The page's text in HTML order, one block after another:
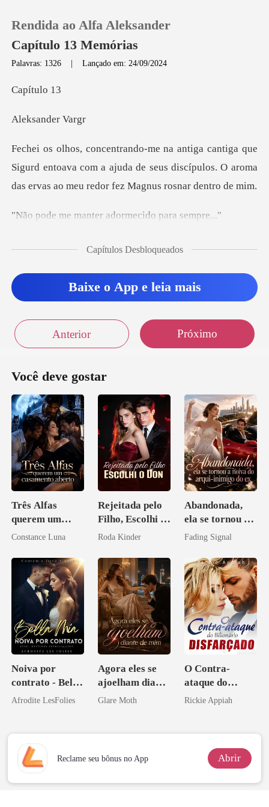
Loja
Rendida ao Alfa Aleksander
Capítulo 13 Memórias
Palavras: 1326 |Lançado em: 24/09/2024
ítu
ander
Sigurd entoava com a ajuda de seus discípulos. O aroma
nter adormecido
Capítulos Desbloqueados
Baixe o App e leia mais
Anterior Próximo
Você deve gostar
Três Alfas
querem um
casamento
Constance Luna
Rejeitada pelo
Filho, Escolhi o
Don
Roda Kinder
Abandonada,
ela se tornou a
noiva do arqui-
Fading Signal
Noiva por
contrato - Bella
Mia
Afrodite LesFolies
Agora eles se
ajoelham diante
de mim
Glare Moth
O Contra-
ataque do
Bilionário
Rickie Appiah
Reclame seu bônus no App Abrir